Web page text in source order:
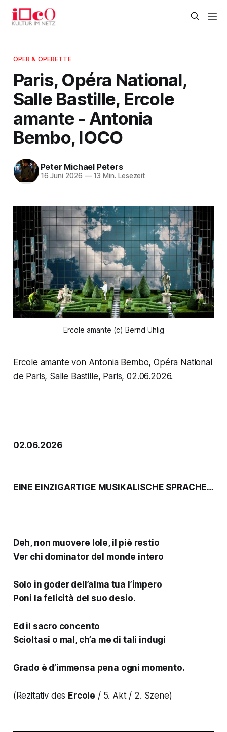
OPER & OPERETTE
Paris, Opéra National,
Salle Bastille, Ercole
amante - Antonia
Bembo, IOCO
Peter Michael Peters
16 Juni 2026 —13 Min. Lesezeit
Ercole amante (c) Bernd Uhlig
Ercole amante von Antonia Bembo, Opéra National
de Paris, Salle Bastille, Paris, 02.06.2026.
02.06.2026
EINE EINZIGARTIGE MUSIKALISCHE SPRACHE…
Deh, non muovere Iole, il piè restio
Ver chi dominator del monde intero
Solo in goder dell’alma tua l’impero
Poni la felicità del suo desio.
Ed il sacro concento
Scioltasi o mal, ch’a me di tali indugi
Grado è d’immensa pena ogni momento.
(Rezitativ des Ercole / 5. Akt / 2. Szene)